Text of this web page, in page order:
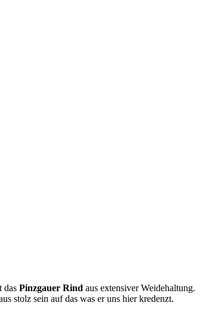
das Pinzgauer Rind aus extensiver Weidehaltung.
stolz sein auf das was er uns hier kredenzt.